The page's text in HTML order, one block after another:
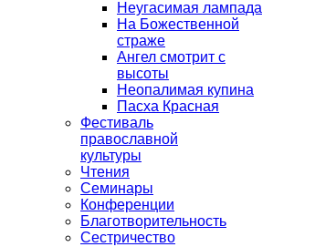
Неугасимая лампада
На Божественной
страже
Ангел смотрит с
высоты
Неопалимая купина
Пасха Красная
Фестиваль
православной
культуры
Чтения
Семинары
Конференции
Благотворительность
Сестричество